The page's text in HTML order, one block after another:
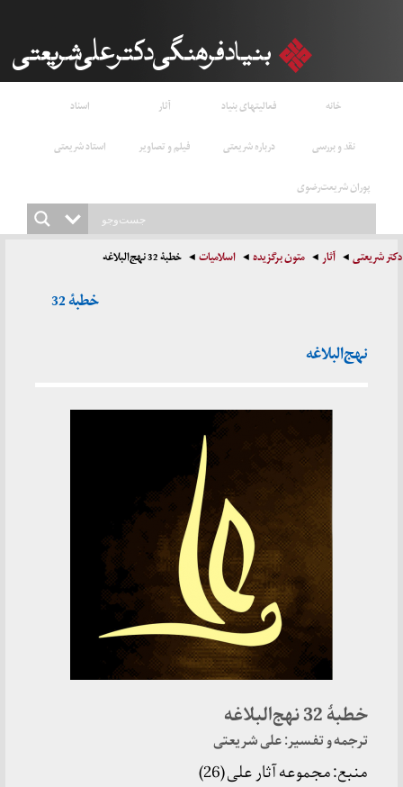
خانه فعالیتهای بنیاد آثار
اسناد
نقد و بررسی
درباره شریعتی فیلم و تصاویر
استاد شریعتی
پوران شریعت‌رضوی
دکتر شریعتی آثار متون برگزیده اسلامیات خطبۀ 32 نهج‌البلاغه
خطبۀ 32
نهج‌البلاغه
خطبۀ 32 نهج‌البلاغه
ترجمه و تفسیر: علی شریعتی
منبع: مجموعه آثار علی (26)